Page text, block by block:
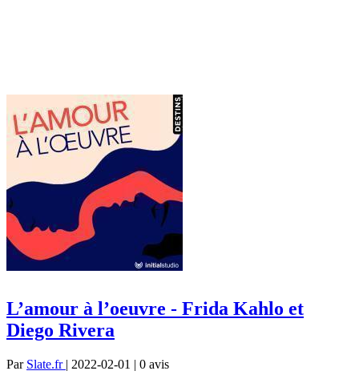
L’amour à l’oeuvre - Frida Kahlo et
Diego Rivera
Par Slate.fr | 2022-02-01 | 0 avis